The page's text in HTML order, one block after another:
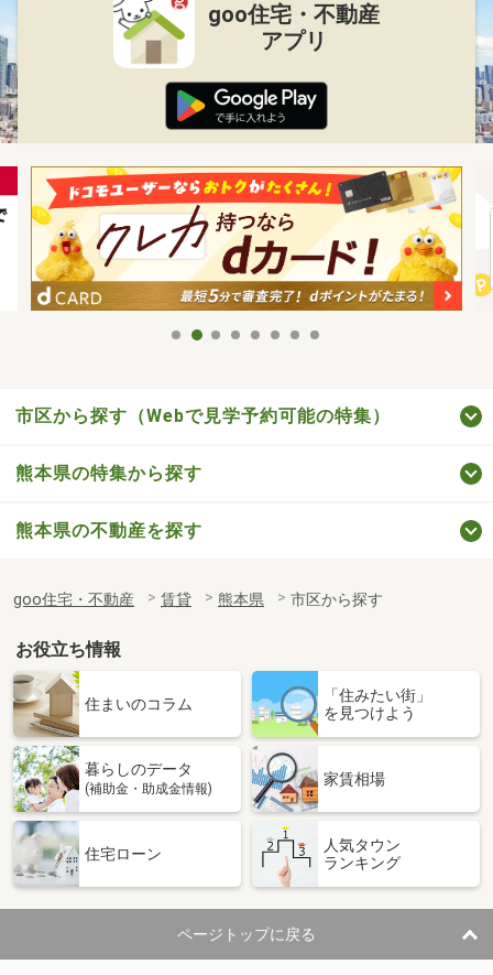
goo住宅・不動産
アプリ
市区から探す（Webで見学予約可能の特集）
熊本県の特集から探す
熊本県の不動産を探す
goo住宅・不動産 賃貸 熊本県 市区から探す
お役立ち情報
住まいのコラム
「住みたい街」
を見つけよう
暮らしのデータ
(補助金・助成金情報)
家賃相場
住宅ローン
人気タウン
ランキング
ページトップに戻る